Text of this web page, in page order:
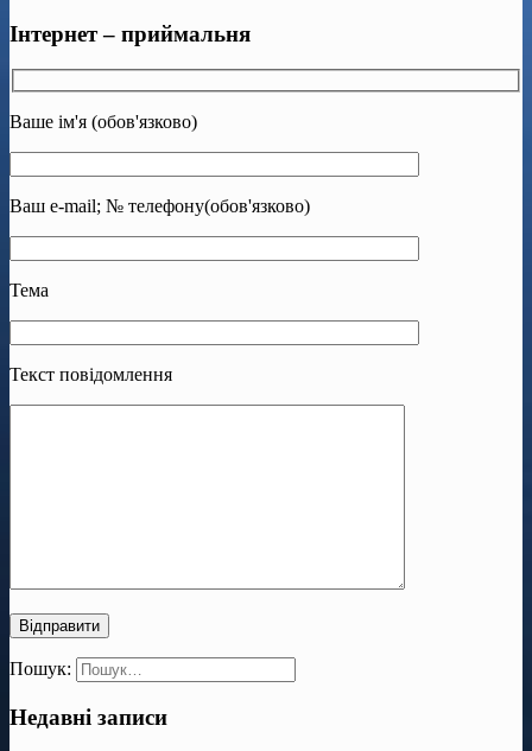
Інтернет – приймальня
Ваше ім'я (обов'язково)
Ваш e-mail; № телефону(обов'язково)
Тема
Текст повідомлення
Пошук:
Недавні записи